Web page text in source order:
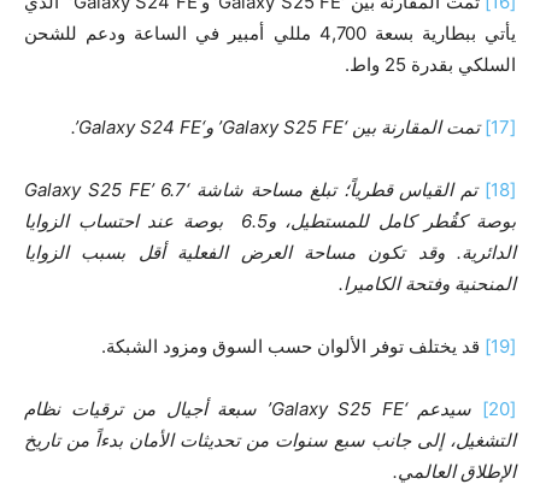
يأتي ببطارية بسعة 4,700 مللي أمبير في الساعة ودعم للشحن
السلكي بقدرة 25 واط.
[17] تمت المقارنة بين ‘Galaxy S25 FE’ و‘Galaxy S24 FE’
.
[18] تم القياس قطرياً؛ تبلغ مساحة شاشة ‘Galaxy S25 FE’
6.7
بوصة كقُطر كامل للمستطيل، و6.5
بوصة عند احتساب الزوايا
الدائرية. وقد تكون مساحة العرض الفعلية أقل بسبب الزوايا
المنحنية وفتحة الكاميرا.
[19] قد يختلف توفر الألوان حسب السوق ومزود الشبكة.
[20] سيدعم ‘Galaxy S25 FE’
سبعة أجيال من ترقيات نظام
التشغيل، إلى جانب سبع سنوات من تحديثات الأمان بدءاً من تاريخ
الإطلاق العالمي.